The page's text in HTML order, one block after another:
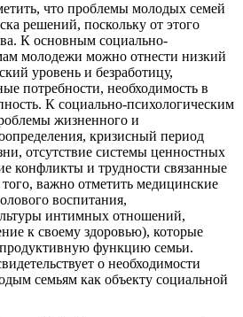
что проблемы молодых семей
решений, поскольку от этого
К основным социально-
молодежи можно отнести низкий
уровень и безработицу,
потребности, необходимость в
К социально-психологическим
жизненного и
кризисный период
отсутствие системы ценностных
конфликты и трудности связанные
важно отметить медицинские
воспитания,
интимных отношений,
к своему здоровью), которые
функцию семьи.
о необходимости
семьям как объекту социальной